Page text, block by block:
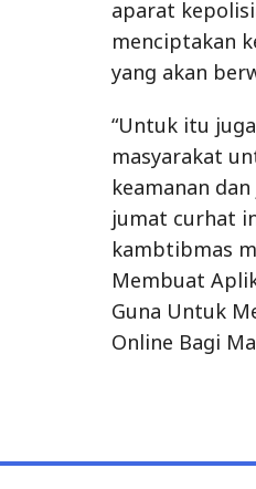
aparat
menciptakan
yang akan
“Untuk itu
masyarakat
keamanan
jumat curhat
kambtibmas
Membuat
Guna Untuk
Online Bagi